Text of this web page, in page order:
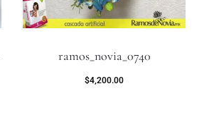
ramos_novia_0740
$4,200.00